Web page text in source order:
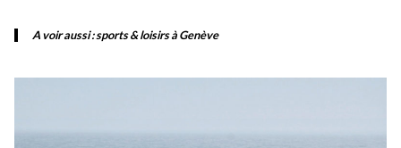
A voir aussi :sports & loisirs à Genève